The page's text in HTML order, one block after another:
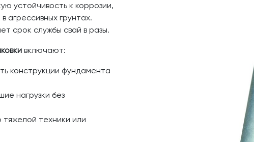
устойчивость к коррозии,
агрессивных грунтах.
срок службы свай в разы.
включают:
конструкции фундамента
нагрузки без
техники или